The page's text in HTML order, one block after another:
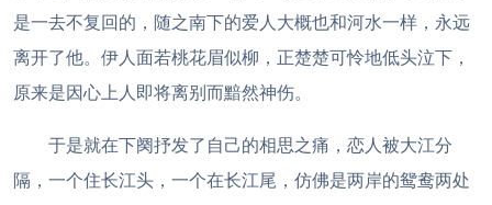
是一去不复回的，随之南下的爱人大概也和河水一样，永远
离开了他。伊人面若桃花眉似柳，正楚楚可怜地低头泣下，
原来是因心上人即将离别而黯然神伤。
于是就在下阕抒发了自己的相思之痛，恋人被大江分
隔，一个住长江头，一个在长江尾，仿佛是两岸的鸳鸯两处